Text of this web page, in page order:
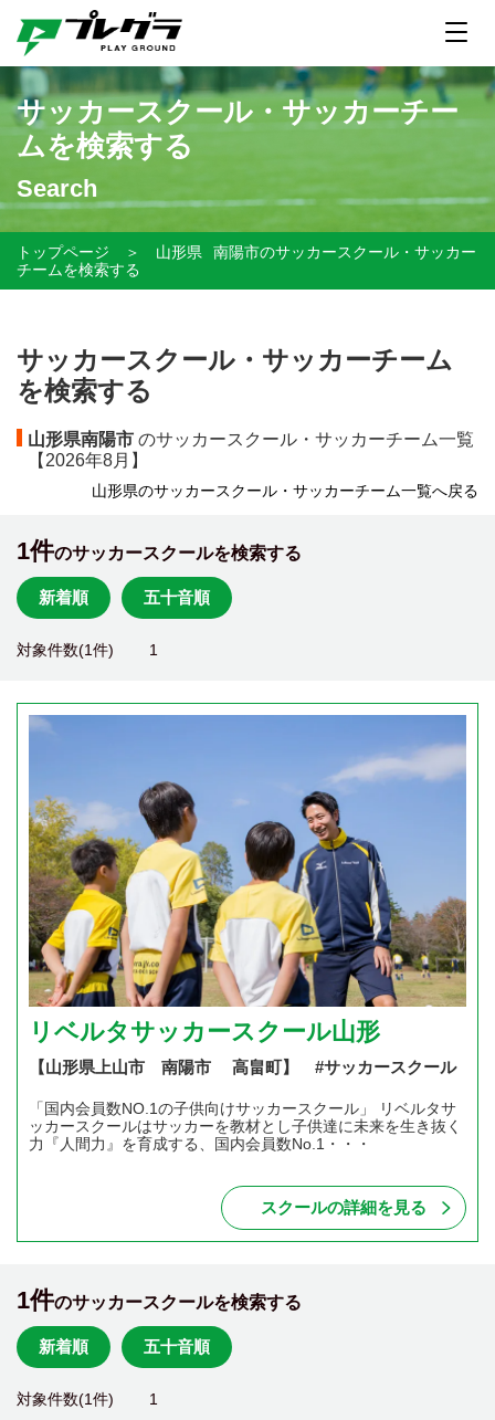
サッカースクール・サッカーチー
ムを検索する
Search
トップページ ＞ 山形県
南陽市のサッカースクール・サッカー
チームを検索する
サッカースクール・サッカーチーム
を検索する
山形県南陽市 のサッカースクール・サッカーチーム一覧
【 2026年8月】
山形県のサッカースクール・サッカーチーム一覧へ戻る
1件のサッカースクールを検索する
新着順 五十音順
対象件数(1件) 1
リベルタサッカースクール山形
【山形県上山市 南陽市 高畠町】 #サッカースクール
「国内会員数NO.1の子供向けサッカースクール」 リベルタサ
ッカースクールはサッカーを教材とし子供達に未来を生き抜く
力『人間力』を育成する、国内会員数No.1・・・
スクールの詳細を見る
1件のサッカースクールを検索する
新着順 五十音順
対象件数(1件) 1